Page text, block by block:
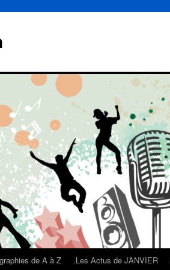
de A à Z .Les Actus de JANVIER